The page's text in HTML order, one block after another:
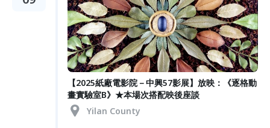
【2025紙廠電影院－中興57影展】放映：《逐格動
畫實驗室B》★本場次搭配映後座談
Yilan County